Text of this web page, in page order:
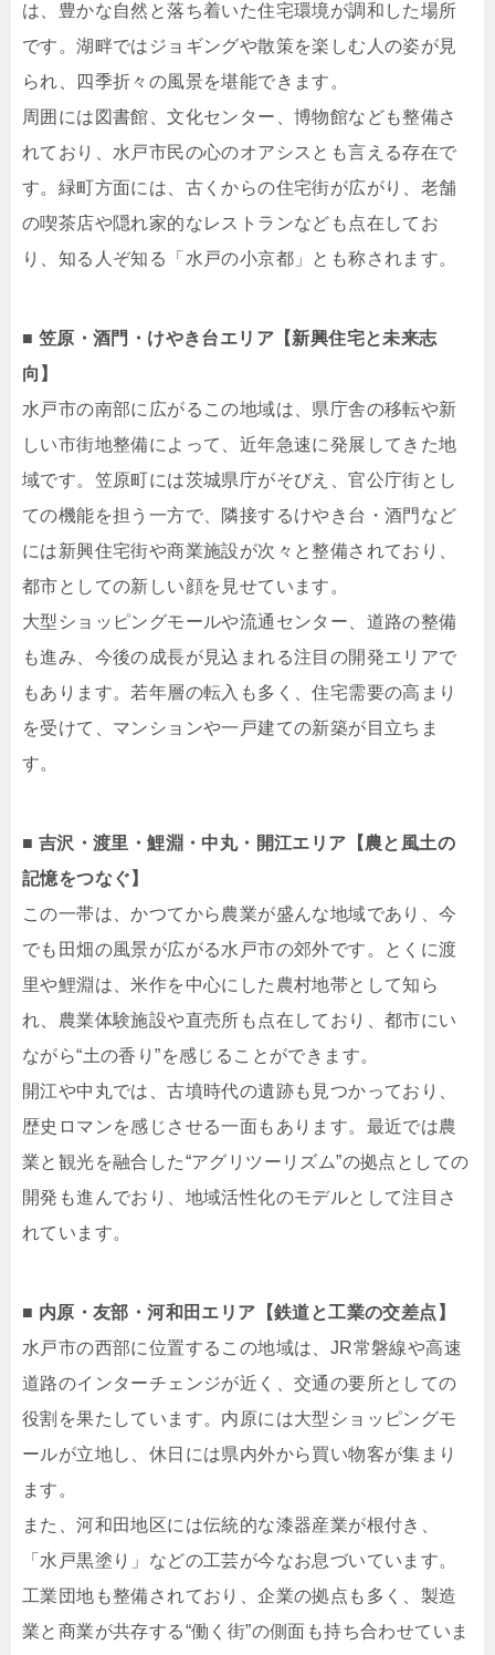
は、豊かな自然と落ち着いた住宅環境が調和した場所
です。湖畔ではジョギングや散策を楽しむ人の姿が見
られ、四季折々の風景を堪能できます。
周囲には図書館、文化センター、博物館なども整備さ
れており、水戸市民の心のオアシスとも言える存在で
す。緑町方面には、古くからの住宅街が広がり、老舗
の喫茶店や隠れ家的なレストランなども点在してお
り、知る人ぞ知る「水戸の小京都」とも称されます。
■ 笠原・酒門・けやき台エリア【新興住宅と未来志
向】
水戸市の南部に広がるこの地域は、県庁舎の移転や新
しい市街地整備によって、近年急速に発展してきた地
域です。笠原町には茨城県庁がそびえ、官公庁街とし
ての機能を担う一方で、隣接するけやき台・酒門など
には新興住宅街や商業施設が次々と整備されており、
都市としての新しい顔を見せています。
大型ショッピングモールや流通センター、道路の整備
も進み、今後の成長が見込まれる注目の開発エリアで
もあります。若年層の転入も多く、住宅需要の高まり
を受けて、マンションや一戸建ての新築が目立ちま
す。
■ 吉沢・渡里・鯉淵・中丸・開江エリア【農と風土の
記憶をつなぐ】
この一帯は、かつてから農業が盛んな地域であり、今
でも田畑の風景が広がる水戸市の郊外です。とくに渡
里や鯉淵は、米作を中心にした農村地帯として知ら
れ、農業体験施設や直売所も点在しており、都市にい
ながら“土の香り”を感じることができます。
開江や中丸では、古墳時代の遺跡も見つかっており、
歴史ロマンを感じさせる一面もあります。最近では農
業と観光を融合した“アグリツーリズム”の拠点としての
開発も進んでおり、地域活性化のモデルとして注目さ
れています。
■ 内原・友部・河和田エリア【鉄道と工業の交差点】
水戸市の西部に位置するこの地域は、JR常磐線や高速
道路のインターチェンジが近く、交通の要所としての
役割を果たしています。内原には大型ショッピングモ
ールが立地し、休日には県内外から買い物客が集まり
ます。
また、河和田地区には伝統的な漆器産業が根付き、
「水戸黒塗り」などの工芸が今なお息づいています。
工業団地も整備されており、企業の拠点も多く、製造
業と商業が共存する“働く街”の側面も持ち合わせていま